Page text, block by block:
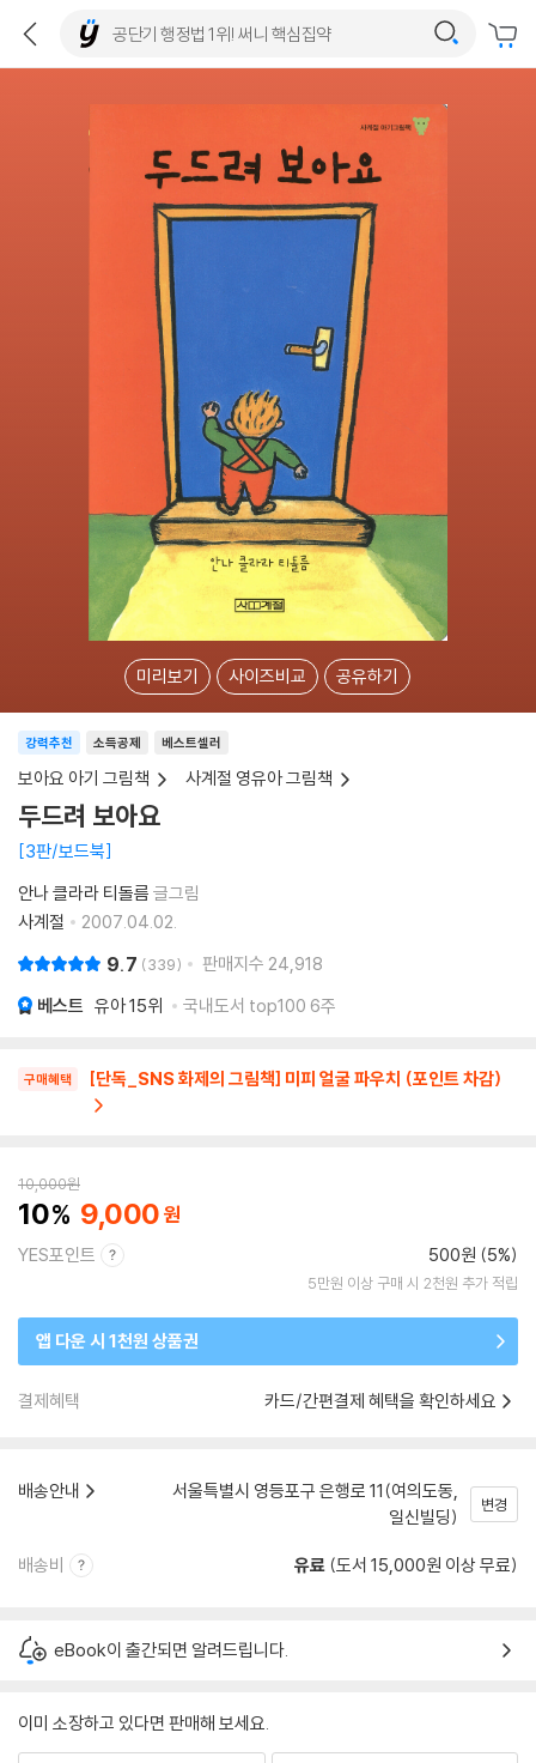
미리보기 사이즈비교 공유하기
소득공제 베스트셀러
강력추천
보아요 아기 그림책 사계절 영유아 그림책
두드려 보아요
3판/보드북
안나 클라라 티돌름 글그림
사계절
2007.04.02.
9.7 339 판매지수 24,918
베스트 유아15위 국내도서 top100 6주
구매혜택 [단독_SNS 화제의 그림책] 미피 얼굴 파우치 (포인트 차감)
10,000원
10 9,000
YES포인트 500원 (5%)
5만원 이상 구매 시 2천원 추가 적립
앱 다운 시 1천원 상품권
결제혜택 카드/간편결제 혜택을 확인하세요
배송안내
서울특별시 영등포구 은행로 11(여의도동,
일신빌딩)
변경
배송비 유료 (도서 15,000원 이상 무료)
eBook이 출간되면 알려드립니다.
이미 소장하고 있다면 판매해 보세요.